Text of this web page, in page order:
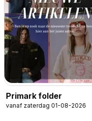
Primark folder
vanaf zaterdag 01-08-2026